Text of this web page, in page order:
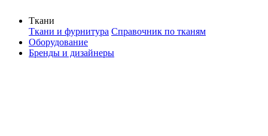
Ткани
Ткани и фурнитура Справочник по тканям
Оборудование
Бренды и дизайнеры